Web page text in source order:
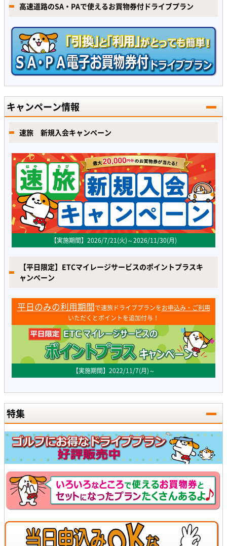
高速道路のSA・PAで使えるお買物券付ドライブプラン
キャンペーン情報
速旅 新規入会キャンペーン
【実施期間】2026/7/21(火)～2026/11/30(月)
【平日限定】ETCマイレージサービスのポイントプラスキ
ャンペーン
平日のみの利用期間で速旅ドライブプランをお申込み・ご利用
いただくとポイントを追加付与！
【実施期間】2022/11/7(月)～
特集